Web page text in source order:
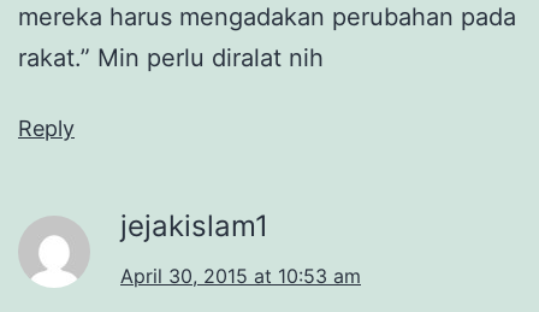
mereka harus mengadakan perubahan pada
rakat.” Min perlu diralat nih
Reply
jejakislam1
April 30, 2015 at 10:53 am